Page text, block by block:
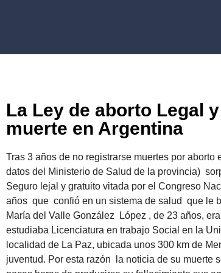
La Ley de aborto Legal
muerte en Argentina
Tras 3 años de no registrarse muertes por
datos del Ministerio de Salud de la provincia)
Seguro lejal y gratuito vitada por el Congreso
años que confió en un sistema de salud que le
María del Valle González López , de 23 años,
estudiaba Licenciatura en trabajo Social en la
localidad de La Paz, ubicada unos 300 km de
juventud. Por esta razón la noticia de su muerte